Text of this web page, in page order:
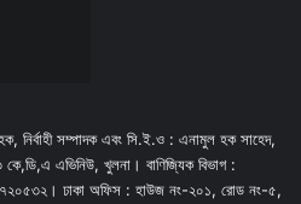
সম্পাদক এবং সি.ই.ও : এনামুল হক সাহেদ,
কে,ডি,এ এভিনিউ, খুলনা। বাণিজ্যিক বিভাগ :
ঢাকা অফিস : হাউজ নং-২০১, রোড নং-৫,